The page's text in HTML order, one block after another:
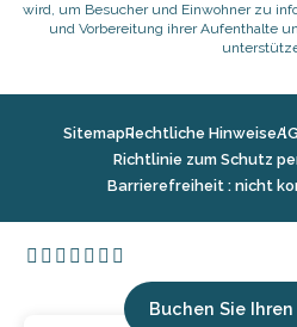
Buchen Sie
wird, um Besucher und Einwohner zu
und Vorbereitung ihrer Aufenthalte
SitemapRechtliche Hinweise
Richtlinie zum Schutz
Barrierefreiheit : nicht